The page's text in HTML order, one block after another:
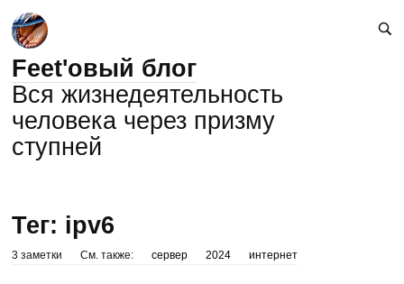
Feet'овый блог
Вся жизнедеятельность
человека через призму
ступней
Тег: ipv6
3 заметки См. также: сервер 2024 интернет